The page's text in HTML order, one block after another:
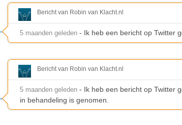
Bericht van Robin van Klacht.nl
5 maanden geleden - Ik heb een bericht op Twitter
Bericht van Robin van Klacht.nl
5 maanden geleden - Ik heb een bericht op Twitter
in behandeling is genomen.